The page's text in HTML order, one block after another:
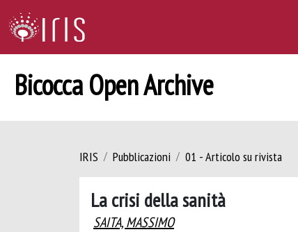
Bicocca Open Archive
IRIS Pubblicazioni 01 - Articolo su rivista
La crisi della sanità
SAITA, MASSIMO